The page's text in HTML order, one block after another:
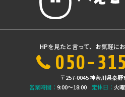
HPを見たと言って、お気軽に
050-
〒257-0045 神奈川県秦
営業時間： 9:00〜18:00 定休日： 火